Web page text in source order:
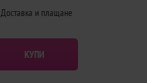
Доставка и плащане
КУПИ